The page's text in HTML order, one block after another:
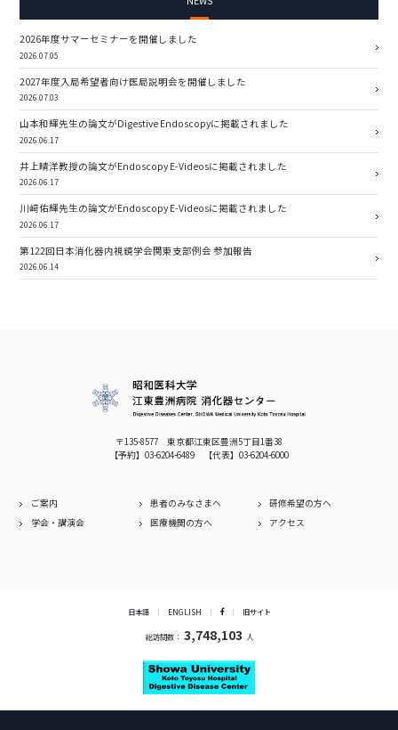
2026年度サマーセミナーを開催しました
2026.07.05
2027年度入局希望者向け医局説明会を開催しました
2026.07.03
山本和輝先生の論文がDigestive Endoscopyに掲載されました
2026.06.17
井上晴洋教授の論文がEndoscopy E-Videosに掲載されました
2026.06.17
川﨑佑輝先生の論文がEndoscopy E-Videosに掲載されました
2026.06.17
第122回日本消化器内視鏡学会関東支部例会 参加報告
2026.06.14
〒135-8577 東京都江東区豊洲5丁目1番38
【予約】 03-6204-6489 【代表】 03-6204-6000
ご案内 患者のみなさまへ
研修希望の方へ
学会・講演会
医療機関の方へ アクセス
日本語 ENGLISH 旧サイト
総訪問数： 3,748,103 人